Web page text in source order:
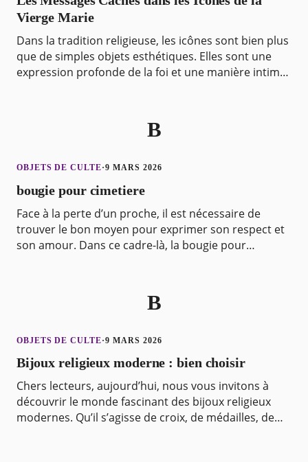
Vierge Marie
Dans la tradition religieuse, les icônes sont bien plus
que de simples objets esthétiques. Elles sont une
expression profonde de la foi et une manière intime
B
OBJETS DE CULTE·9 MARS 2026
bougie pour cimetiere
Face à la perte d’un proche, il est nécessaire de
trouver le bon moyen pour exprimer son respect et
son amour. Dans ce cadre-là, la bougie pour
B
OBJETS DE CULTE·9 MARS 2026
Bijoux religieux moderne : bien choisir
Chers lecteurs, aujourd’hui, nous vous invitons à
découvrir le monde fascinant des bijoux religieux
modernes. Qu’il s’agisse de croix, de médailles, de